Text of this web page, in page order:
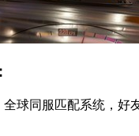
全球同服匹配系统，好